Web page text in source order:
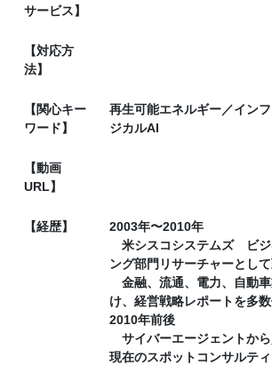
サービス】
【対応方
法】
【関心キー
ワード】
再生可能エネルギー／イン
ジカルAI
【動画
URL】
【経歴】
2003年〜2010年
米シスコシステムズ ビジ
ング部門リサーチャーとして
金融、流通、電力、自動
け、経営戦略レポートを多数
2010年前後
サイバーエージェントから
現在のスポットコンサルテ